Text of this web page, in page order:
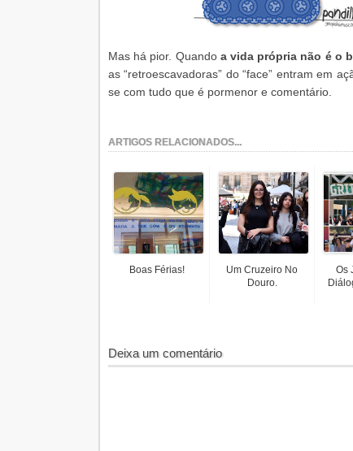
Mas há pior. Quando a vida própria não é o
as “retroescavadoras” do “face” entram em
se com tudo que é pormenor e comentário.
ARTIGOS RELACIONADOS...
Boas Férias!
Um Cruzeiro No
Douro.
Os
Deixa um comentário